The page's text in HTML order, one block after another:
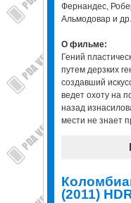
Фернандес,
Альмодовар и др.
О фильме:
Гений
путем дерзких
создавший
ведет охоту на
назад
мести не знает
(2011)